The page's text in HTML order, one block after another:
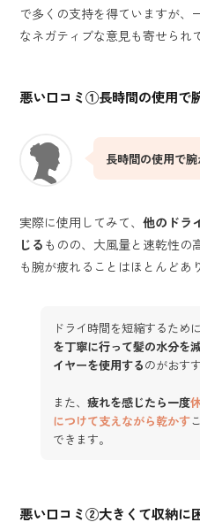
で多くの支持を得ていますが、
なネガティブな意見も寄せられ
悪い口コミ①長時間の使用で
長時間の使用で腕
実際に使用してみて、他のドラ
じる ものの、大風量と速乾性の
も腕が疲れることはほとんどあ
ドライ時間を短縮するために
を丁寧に行って髪の水分を
イヤーを使用するのがおす
また、 疲れを感じたら一度
につけて支えながら乾かす
できます。
悪い口コミ②大きくて収納に